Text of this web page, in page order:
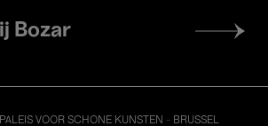
Bozar
VOOR SCHONE KUNSTEN - BRUSSEL